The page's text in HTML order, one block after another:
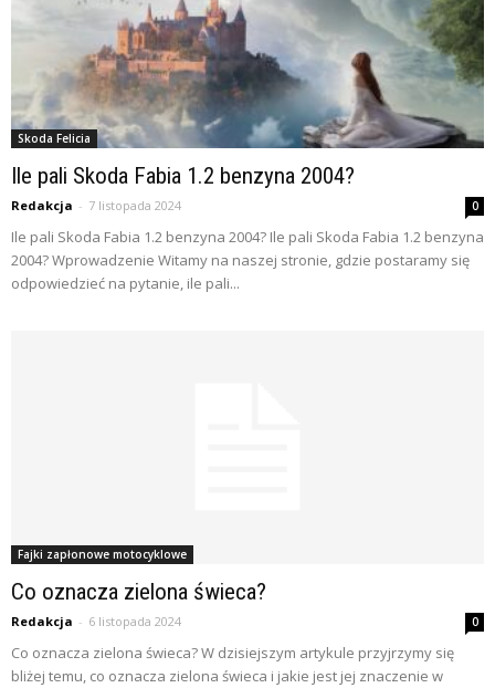
Skoda Felicia
Ile pali Skoda Fabia 1.2 benzyna 2004?
Redakcja - 7 listopada 2024 0
Ile pali Skoda Fabia 1.2 benzyna 2004? Ile pali Skoda Fabia 1.2 benzyna
2004? Wprowadzenie Witamy na naszej stronie, gdzie postaramy się
odpowiedzieć na pytanie, ile pali...
Fajki zapłonowe motocyklowe
Co oznacza zielona świeca?
Redakcja - 6 listopada 2024 0
Co oznacza zielona świeca? W dzisiejszym artykule przyjrzymy się
bliżej temu, co oznacza zielona świeca i jakie jest jej znaczenie w